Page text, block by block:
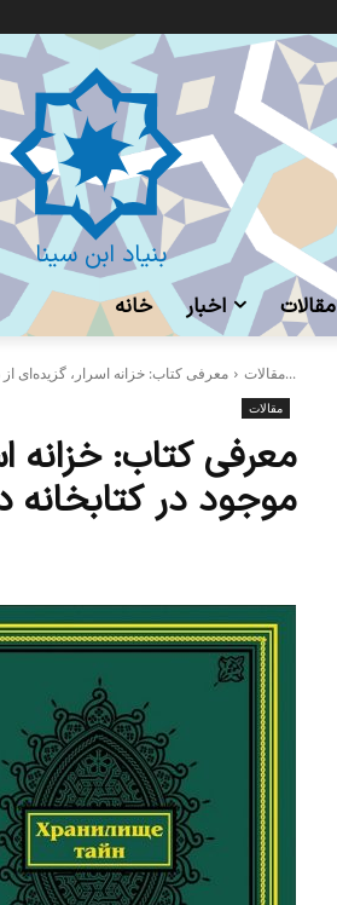
بنیاد ابن سینا
خانه اخبار مقالات
مقالاتمعرفی کتاب: خزانه اسرار، گزیده‌ای از دستنویس‌های فارسی موجود در کتابخانه دانشگاه...
مقالات
معرفی کتاب: خزانه
موجود در کتابخانه